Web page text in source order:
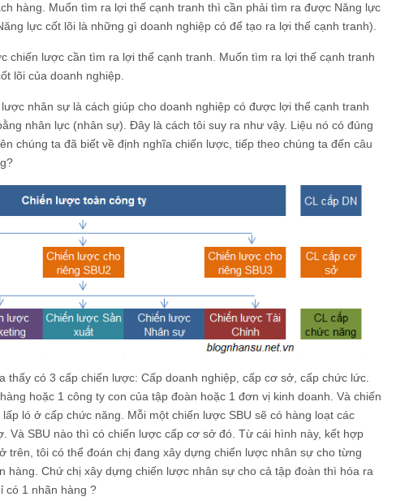
hàng. Muốn tìm ra lợi thế cạnh tranh thì cần phải tìm ra được Năng lực
lực cốt lõi là những gì doanh nghiệp có để tạo ra lợi thế cạnh tranh).
chiến lược cần tìm ra lợi thế cạnh tranh. Muốn tìm ra lợi thế cạnh tranh
lõi của doanh nghiệp.
nhân sự là cách giúp cho doanh nghiệp có được lợi thế cạnh tranh
nhân lực (nhân sự). Đây là cách tôi suy ra như vậy. Liệu nó có đúng
chúng ta đã biết về định nghĩa chiến lược, tiếp theo chúng ta đến câu
thấy có 3 cấp chiến lược: Cấp doanh nghiệp, cấp cơ sở, cấp chức lức.
hoặc 1 công ty con của tập đoàn hoặc 1 đơn vị kinh doanh. Và chiến
ló ở cấp chức năng. Mỗi một chiến lược SBU sẽ có hàng loạt các
Và SBU nào thì có chiến lược cấp cơ sở đó. Từ cái hình này, kết hợp
trên, tôi có thể đoán chị đang xây dựng chiến lược nhân sự cho từng
hàng. Chứ chị xây dựng chiến lược nhân sự cho cả tập đoàn thì hóa ra
có 1 nhãn hàng ?